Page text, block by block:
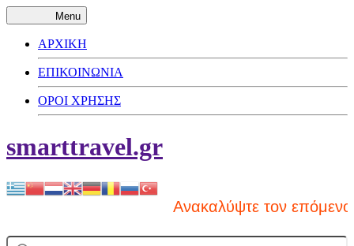
Menu
ΑΡΧΙΚΗ
ΕΠΙΚΟΙΝΩΝΙΑ
ΟΡΟΙ ΧΡΗΣΗΣ
smarttravel.gr
Ανακαλύψτε τον επόμενο